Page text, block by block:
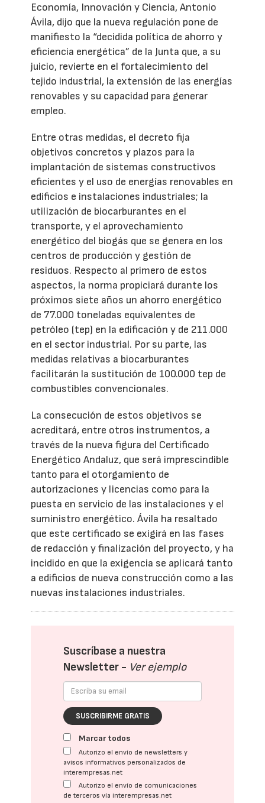
Economía, Innovación y Ciencia, Antonio
Ávila, dijo que la nueva regulación pone de
manifiesto la “decidida política de ahorro y
eficiencia energética” de la Junta que, a su
juicio, revierte en el fortalecimiento del
tejido industrial, la extensión de las energías
renovables y su capacidad para generar
empleo.
Entre otras medidas, el decreto fija
objetivos concretos y plazos para la
implantación de sistemas constructivos
eficientes y el uso de energías renovables en
edificios e instalaciones industriales; la
utilización de biocarburantes en el
transporte, y el aprovechamiento
energético del biogás que se genera en los
centros de producción y gestión de
residuos. Respecto al primero de estos
aspectos, la norma propiciará durante los
próximos siete años un ahorro energético
de 77.000 toneladas equivalentes de
petróleo (tep) en la edificación y de 211.000
en el sector industrial. Por su parte, las
medidas relativas a biocarburantes
facilitarán la sustitución de 100.000 tep de
combustibles convencionales.
La consecución de estos objetivos se
acreditará, entre otros instrumentos, a
través de la nueva figura del Certificado
Energético Andaluz, que será imprescindible
tanto para el otorgamiento de
autorizaciones y licencias como para la
puesta en servicio de las instalaciones y el
suministro energético. Ávila ha resaltado
que este certificado se exigirá en las fases
de redacción y finalización del proyecto, y ha
incidido en que la exigencia se aplicará tanto
a edificios de nueva construcción como a las
nuevas instalaciones industriales.
Suscríbase a nuestra
Newsletter - Ver ejemplo
SUSCRIBIRME GRATIS
Marcar todos
Autorizo el envío de newsletters y
avisos informativos personalizados de
interempresas.net
Autorizo el envío de comunicaciones
de terceros vía interempresas.net